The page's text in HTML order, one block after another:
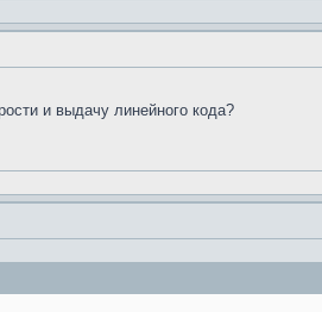
и выдачу линейного кода?